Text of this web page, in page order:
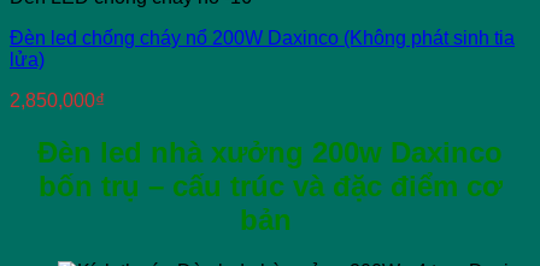
Đèn led chống cháy nổ 200W Daxinco (Không phát sinh tia
lửa)
2,850,000₫
Đèn led nhà xưởng 200w Daxinco
bốn trụ – cấu trúc và đặc điểm cơ
bản